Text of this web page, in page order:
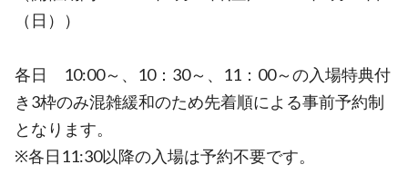
（日））
各日 10:00～、10：30～、11：00～の入場特典付
き3枠のみ混雑緩和のため先着順による事前予約制
となります。
※各日11:30以降の入場は予約不要です。